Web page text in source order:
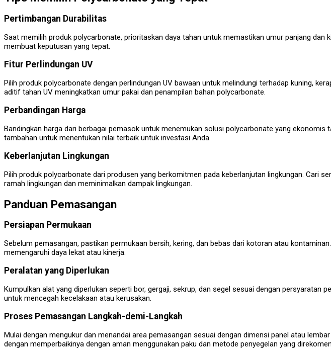
Pertimbangan Durabilitas
Saat memilih produk polycarbonate, prioritaskan daya tahan untuk memastikan umur panjang
membuat keputusan yang tepat.
Fitur Perlindungan UV
Pilih produk polycarbonate dengan perlindungan UV bawaan untuk melindungi terhadap kuning,
aditif tahan UV meningkatkan umur pakai dan penampilan bahan polycarbonate.
Perbandingan Harga
Bandingkan harga dari berbagai pemasok untuk menemukan solusi polycarbonate yang
tambahan untuk menentukan nilai terbaik untuk investasi Anda.
Keberlanjutan Lingkungan
Pilih produk polycarbonate dari produsen yang berkomitmen pada keberlanjutan lingkungan. Cari
ramah lingkungan dan meminimalkan dampak lingkungan.
Panduan Pemasangan
Persiapan Permukaan
Sebelum pemasangan, pastikan permukaan bersih, kering, dan bebas dari kotoran atau
memengaruhi daya lekat atau kinerja.
Peralatan yang Diperlukan
Kumpulkan alat yang diperlukan seperti bor, gergaji, sekrup, dan segel sesuai dengan
untuk mencegah kecelakaan atau kerusakan.
Proses Pemasangan Langkah-demi-Langkah
Mulai dengan mengukur dan menandai area pemasangan sesuai dengan dimensi panel atau
dengan memperbaikinya dengan aman menggunakan paku dan metode penyegelan yang